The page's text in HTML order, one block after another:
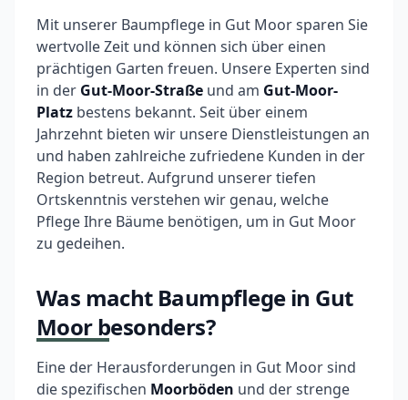
Mit unserer Baumpflege in Gut Moor sparen Sie
wertvolle Zeit und können sich über einen
prächtigen Garten freuen. Unsere Experten sind
in der Gut-Moor-Straße und am Gut-Moor-
Platz bestens bekannt. Seit über einem
Jahrzehnt bieten wir unsere Dienstleistungen an
und haben zahlreiche zufriedene Kunden in der
Region betreut. Aufgrund unserer tiefen
Ortskenntnis verstehen wir genau, welche
Pflege Ihre Bäume benötigen, um in Gut Moor
zu gedeihen.
Was macht Baumpflege in Gut
Moor besonders?
Eine der Herausforderungen in Gut Moor sind
die spezifischen Moorböden und der strenge